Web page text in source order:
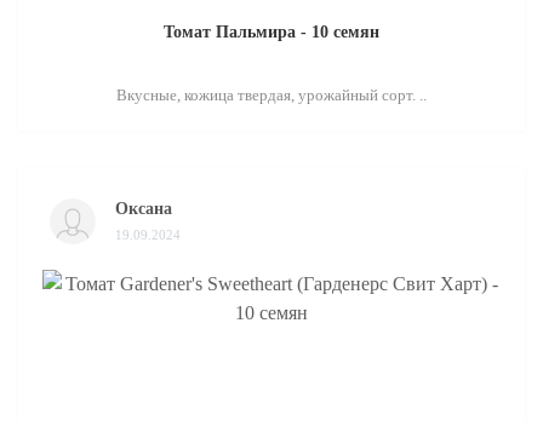
Томат Пальмира - 10 семян
Вкусные, кожица твердая, урожайный сорт. ..
Оксана
19.09.2024